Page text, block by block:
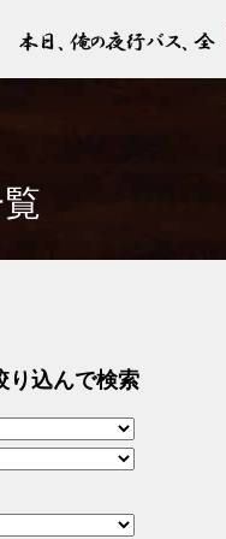
り込んで検索